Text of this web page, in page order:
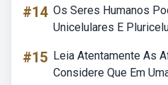
#14 Os Seres Humanos
Unicelulares E
#15 Leia Atentamente As
Considere Que Em